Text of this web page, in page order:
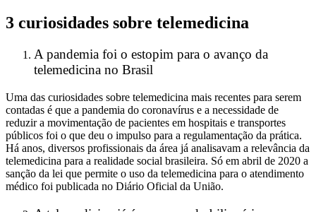
3 curiosidades sobre telemedicina
A pandemia foi o estopim para o avanço da
telemedicina no Brasil
Uma das curiosidades sobre telemedicina mais recentes para serem
contadas é que a pandemia do coronavírus e a necessidade de
reduzir a movimentação de pacientes em hospitais e transportes
públicos foi o que deu o impulso para a regulamentação da prática.
Há anos, diversos profissionais da área já analisavam a relevância da
telemedicina para a realidade social brasileira. Só em abril de 2020 a
sanção da lei que permite o uso da telemedicina para o atendimento
médico foi publicada no Diário Oficial da União.